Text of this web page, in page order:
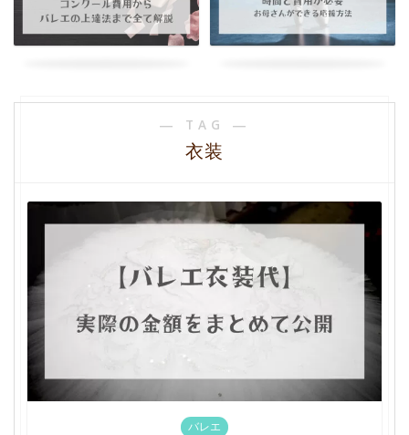
― TAG ―
衣装
バレエ